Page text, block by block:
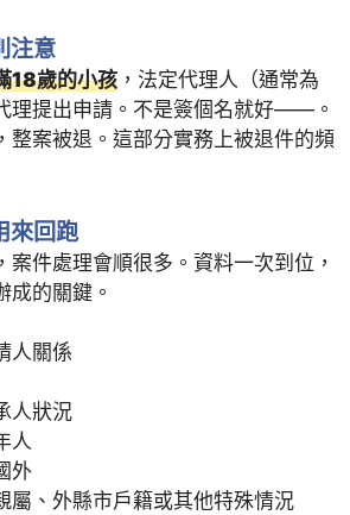
注意
18歲的小孩 ，法定代理人（通常為
理提出申請。不是簽個名就好——。
整案被退。這部分實務上被退件的頻
來回跑
案件處理會順很多。資料一次到位，
成的關鍵。
人關係
人狀況
人
外
屬、外縣市戶籍或其他特殊情況